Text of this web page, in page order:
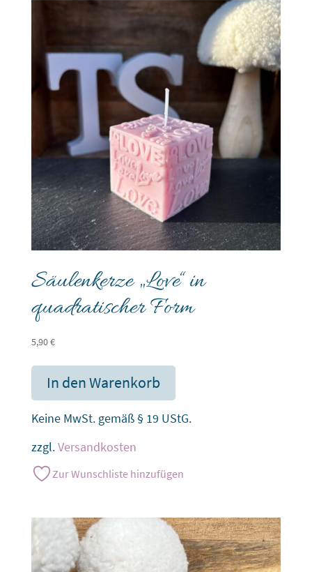
Säulenkerze „Love“ in
quadratischer Form
5,90€
In den Warenkorb
Keine MwSt. gemäß § 19 UStG.
zzgl.Versandkosten
Zur Wunschliste hinzufügen